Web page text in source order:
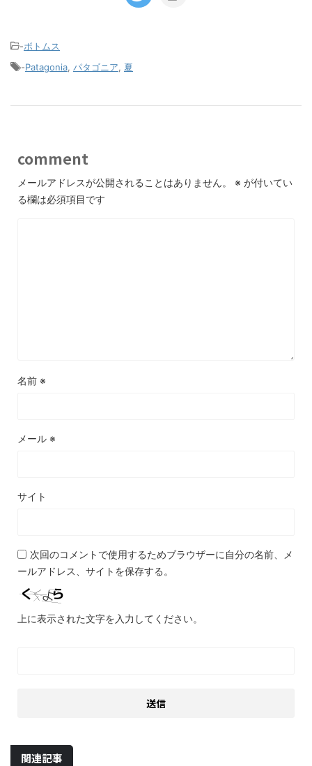
-ボトムス
-Patagonia パタゴニア 夏
comment
メールアドレスが公開されることはありません。 ※ が付いてい
る欄は必須項目です
名前 ※
メール ※
サイト
次回のコメントで使用するためブラウザーに自分の名前、メ
ールアドレス、サイトを保存する。
上に表示された文字を入力してください。
関連記事